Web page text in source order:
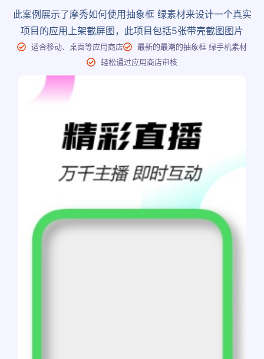
此案例展示了摩秀如何使用抽象框 绿素材来设计一个真实
项目的应用上架截屏图，此项目包括5张带壳截图图片
适合移动、桌面等应用商店
最新的最潮的抽象框 绿手机素材
轻松通过应用商店审核